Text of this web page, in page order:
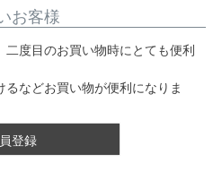
お客様
度目のお買い物時にとても便利
などお買い物が便利になりま
登録